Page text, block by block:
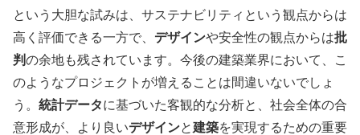
という大胆な試みは、サステナビリティという観点からは
高く評価できる一方で、 デザインや安全性の観点からは批
判の余地も残されています。今後の建築業界において、こ
のようなプロジェクトが増えることは間違いないでしょ
う。 統計データに基づいた客観的な分析と、社会全体の合
意形成が、より良いデザインと建築を実現するための重要